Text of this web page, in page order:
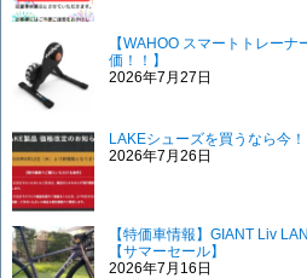
【WAHOO スマートトレー
価！！】
2026年7月27日
LAKEシューズを買うなら今！
2026年7月26日
【特価車情報】GIANT Liv
【サマーセール】
2026年7月16日